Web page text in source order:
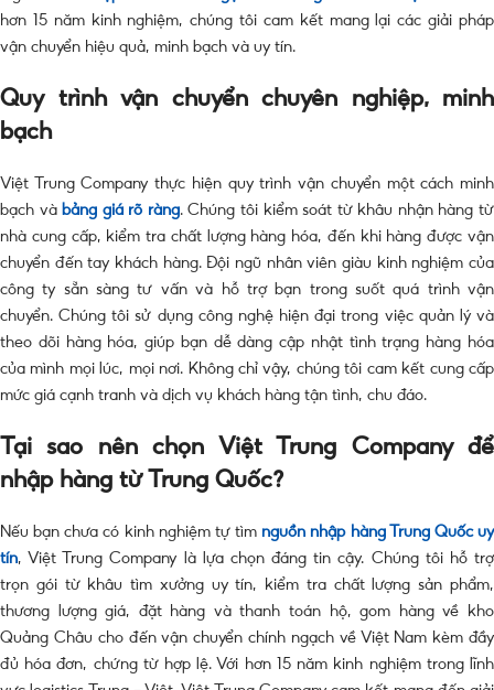
hơn 15 năm kinh nghiệm, chúng tôi cam kết mang lại các giải pháp
vận chuyển hiệu quả, minh bạch và uy tín.
Quy trình vận chuyển chuyên nghiệp, minh
bạch
Việt Trung Company thực hiện quy trình vận chuyển một cách minh
bạch và bảng giá rõ ràng. Chúng tôi kiểm soát từ khâu nhận hàng từ
nhà cung cấp, kiểm tra chất lượng hàng hóa, đến khi hàng được vận
chuyển đến tay khách hàng. Đội ngũ nhân viên giàu kinh nghiệm của
công ty sẵn sàng tư vấn và hỗ trợ bạn trong suốt quá trình vận
chuyển. Chúng tôi sử dụng công nghệ hiện đại trong việc quản lý và
theo dõi hàng hóa, giúp bạn dễ dàng cập nhật tình trạng hàng hóa
của mình mọi lúc, mọi nơi. Không chỉ vậy, chúng tôi cam kết cung cấp
mức giá cạnh tranh và dịch vụ khách hàng tận tình, chu đáo.
Tại sao nên chọn Việt Trung Company để
nhập hàng từ Trung Quốc?
Nếu bạn chưa có kinh nghiệm tự tìm nguồn nhập hàng Trung Quốc uy
tín , Việt Trung Company là lựa chọn đáng tin cậy. Chúng tôi hỗ trợ
trọn gói từ khâu tìm xưởng uy tín, kiểm tra chất lượng sản phẩm,
thương lượng giá, đặt hàng và thanh toán hộ, gom hàng về kho
Quảng Châu cho đến vận chuyển chính ngạch về Việt Nam kèm đầy
đủ hóa đơn, chứng từ hợp lệ. Với hơn 15 năm kinh nghiệm trong lĩnh